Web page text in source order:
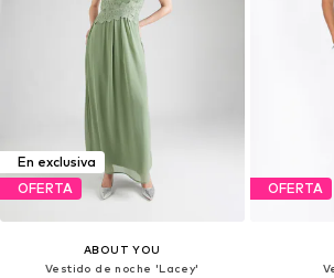
En exclusiva
OFERTA
ABOUT YOU
Vestido de noche 'Lacey'
OFERTA